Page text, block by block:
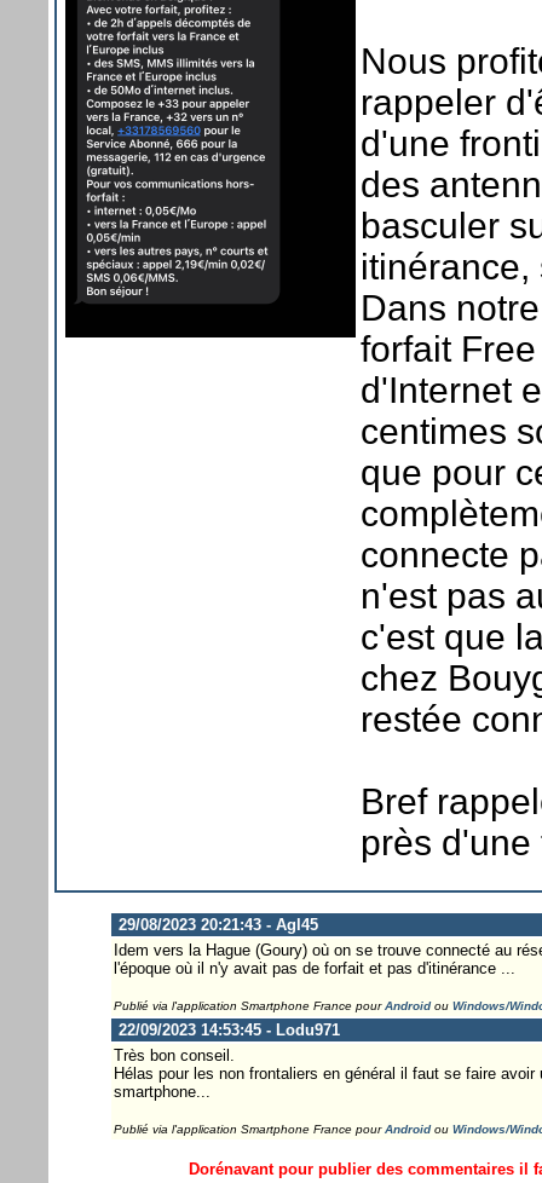
Nous
rappeler
d'une
des
basculer
itinérance,
Dans
forfait
d'Internet
centimes
que pour
connecte
n'est pas
c'est que
chez
restée
Bref
près
29/08/2023 20:21:43 - Agl45
Idem vers la Hague (Goury) où on se trouve connecté au
l'époque où il n'y avait pas de forfait et pas d'itinérance ...
Publié via l'application Smartphone France pourAndroidou Windows/
22/09/2023 14:53:45 - Lodu971
Très bon conseil.
Hélas pour les non frontaliers en général il faut se faire
smartphone...
Publié via l'application Smartphone France pourAndroidou Windows/
Dorénavant pour publier des commentaires il